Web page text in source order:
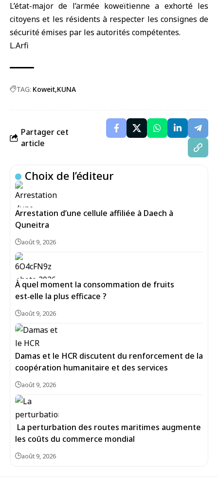
L’état-major de l’armée koweïtienne a exhorté les
citoyens et les résidents à respecter les consignes de
sécurité émises par les autorités compétentes.
L.Arfi
TAG: Koweit KUNA
Partager cet
article
Choix de l’éditeur
Arrestation d’une cellule affiliée à Daech à
Quneitra
août 9, 2026
À quel moment la consommation de fruits
est‑elle la plus efficace ?
août 9, 2026
Damas et le HCR discutent du renforcement de la
coopération humanitaire et des services
août 9, 2026
La perturbation des routes maritimes augmente
les coûts du commerce mondial
août 9, 2026